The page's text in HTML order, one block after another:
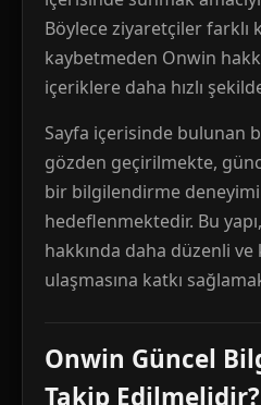
Böylece ziyaretçiler farklı
kaybetmeden Onwin
içeriklere daha hızlı
Sayfa içerisinde bulunan
gözden geçirilmekte,
bir bilgilendirme deneyimi
hedeflenmektedir. Bu
hakkında daha düzenli ve
ulaşmasına katkı
Onwin Güncel
Takip Edilmelidir?